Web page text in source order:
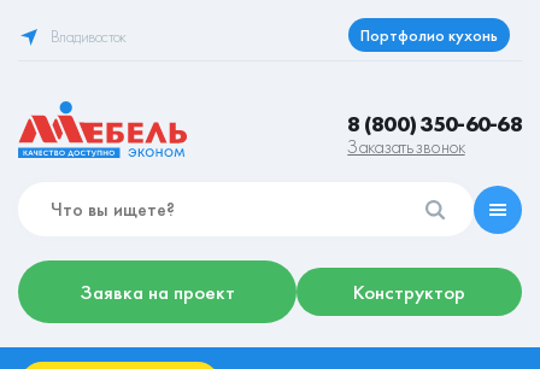
Владивосток Портфолио кухонь
8 (800) 350-60-68
Заказать звонок
Заявка на проект Конструктор